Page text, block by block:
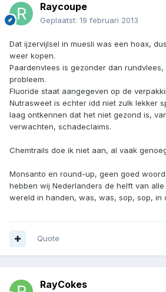
Raycoupe
Geplaatst: 19 februari 2013
Dat ijzervijlsel in muesli was een hoax,
weer kopen.
Paardenvlees is gezonder dan
probleem.
Fluoride staat aangegeven op de
Nutrasweet is echter idd niet zulk lekker
laag ontkennen dat het niet gezond is,
verwachten, schadeclaims.
Chemtrails doe ik niet aan, al vaak
Monsanto en round-up, geen goed
hebben wij Nederlanders de helft van
wereld in handen, was, was, sop, sop, in
Quote
RayCokes